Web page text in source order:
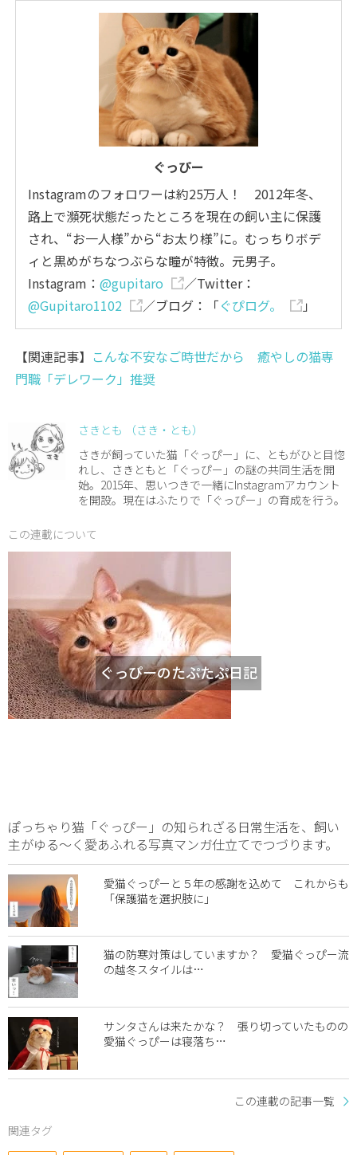
ぐっぴー
Instagramのフォロワーは約25万人！ 2012年冬、
路上で瀕死状態だったところを現在の飼い主に保護
され、“お一人様”から“お太り様”に。むっちりボデ
ィと黒めがちなつぶらな瞳が特徴。元男子。
Instagram：@gupitaro
／Twitter：
@Gupitaro1102
／ブログ：「ぐぴログ。 」
【関連記事】 こんな不安なご時世だから 癒やしの猫専
門職「デレワーク」推奨
さきとも （さき・とも）
さきが飼っていた猫「ぐっぴー」に、ともがひと目惚
れし、さきともと「ぐっぴー」の謎の共同生活を開
始。2015年、思いつきで一緒にInstagramアカウント
を開設。現在はふたりで「ぐっぴー」の育成を行う。
この連載について
ぐっぴーのたぷたぷ日記
ぽっちゃり猫「ぐっぴー」の知られざる日常生活を、飼い
主がゆる～く愛あふれる写真マンガ仕立てでつづります。
愛猫ぐっぴーと５年の感謝を込めて これからも
「保護猫を選択肢に」
猫の防寒対策はしていますか？ 愛猫ぐっぴー流
の越冬スタイルは…
サンタさんは来たかな？ 張り切っていたものの
愛猫ぐっぴーは寝落ち…
この連載の記事一覧
関連タグ